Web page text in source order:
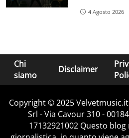
4 Agosto 2026
Chi
siamo
Disclaimer
Copyright © 2025
Srl - Via Cavour 310 -
17132921002 Questo